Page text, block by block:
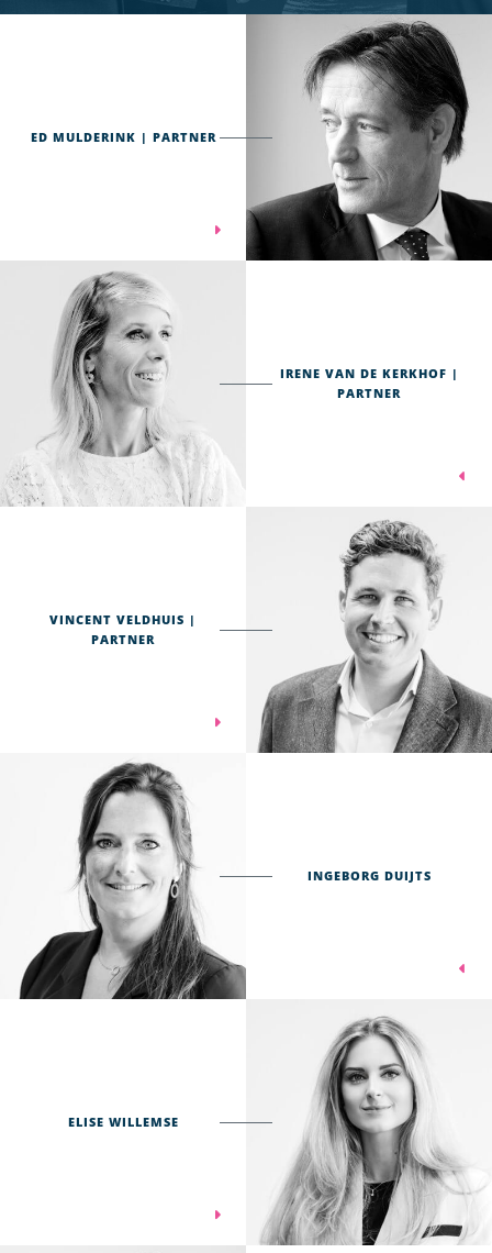
ED MULDERINK | PARTNER
IRENE VAN DE KERKHOF |
PARTNER
VINCENT VELDHUIS |
PARTNER
INGEBORG DUIJTS
ELISE WILLEMSE